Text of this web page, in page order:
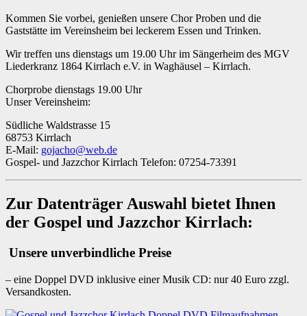
Kommen Sie vorbei, genießen unsere Chor Proben und die
Gaststätte im Vereinsheim bei leckerem Essen und Trinken.
Wir treffen uns dienstags um 19.00 Uhr im Sängerheim des MGV
Liederkranz 1864 Kirrlach e.V. in Waghäusel – Kirrlach.
Chorprobe dienstags 19.00 Uhr
Unser Vereinsheim:
Südliche Waldstrasse 15
68753 Kirrlach
E-Mail: gojacho@web.de
Gospel- und Jazzchor Kirrlach Telefon: 07254-73391
Zur Datenträger Auswahl bietet Ihnen
der Gospel und Jazzchor Kirrlach:
Unsere unverbindliche Preise
– eine Doppel DVD inklusive einer Musik CD: nur 40 Euro zzgl.
Versandkosten.